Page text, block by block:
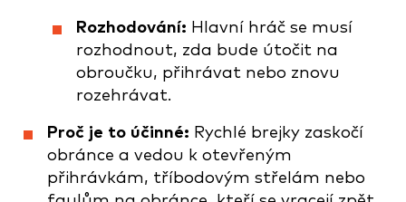
Rozhodování: Hlavní hráč se musí
rozhodnout, zda bude útočit na
obroučku, přihrávat nebo znovu
rozehrávat.
Proč je to účinné: Rychlé brejky zaskočí
obránce a vedou k otevřeným
přihrávkám, tříbodovým střelám nebo